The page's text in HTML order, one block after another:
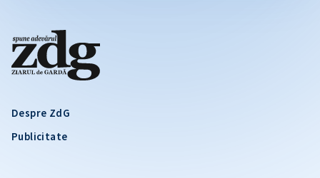
Despre ZdG
Publicitate